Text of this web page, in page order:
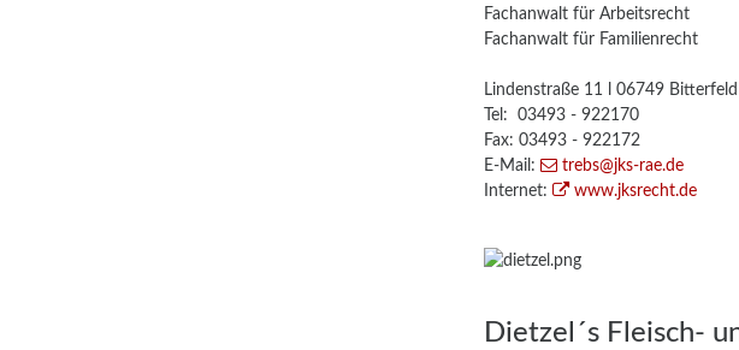
Fachanwalt für Arbeitsrecht
Fachanwalt für Familienrecht
Lindenstraße 11 l 06749 Bitterfeld
Tel: 03493 - 922170
Fax: 03493 - 922172
E-Mail:
trebs@jks-rae.de
Internet:
www.jksrecht.de
Dietzel´s Fleisch-